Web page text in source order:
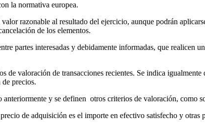
la normativa europea.
razonable al resultado del ejercicio, aunque podrán
de los elementos.
partes interesadas y debidamente informadas, que realicen
valoración de transacciones recientes. Se indica igualmente
de precios.
y se definen otros criterios de valoración, como
de adquisición es el importe en efectivo satisfecho y otras